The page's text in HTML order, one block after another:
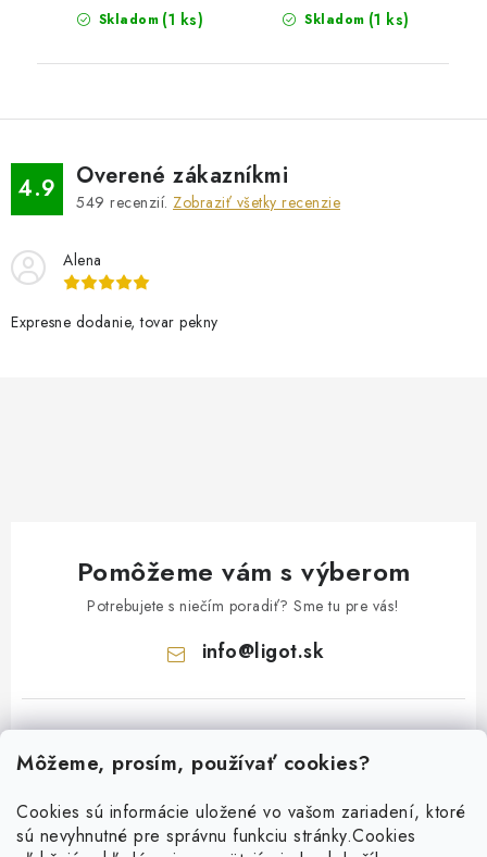
Môžeme, prosím, používať cookies?
Cookies sú informácie uložené vo vašom zariadení, ktoré
sú nevyhnutné pre správnu funkciu stránky.Cookies
Skladom (1 ks) Skladom (1 ks)
4.9 Overené zákazníkmi
549 recenzií. Zobraziť všetky recenzie
Alena
Expresne dodanie, tovar pekny
Pomôžeme vám s výberom
Potrebujete s niečím poradiť? Sme tu pre vás!
info@ligot.sk